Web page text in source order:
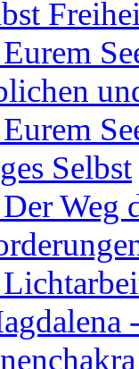
Eurem
Eurem
Selbst
Weg